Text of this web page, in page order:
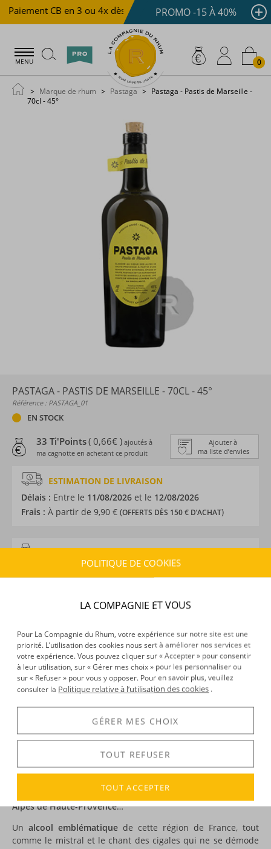
Paiement CB en 3 ou 4x dès 100 € Livraison offerte
PROMO -15 À 40%
MENU 0
Marque de rhum Pastaga
Pastaga - Pastis de Marseille -
70cl - 45°
PASTAGA - PASTIS DE MARSEILLE - 70CL - 45°
Référence : PASTAGA_01
EN STOCK
Ajouter à
ma liste d’envies
33 Ti'Points( 0,66€ ) ajoutés à
ma cagnotte en achetant ce produit
ESTIMATION DE LIVRAISON
Délais : Entre le 11/08/2026 et le 12/08/2026
Frais : À partir de 9,90 € (OFFERTS DÈS 150 € D’ACHAT)
Inconnu
Degré :
DÉCOUVERTE
Voir tous les produits :Pastaga
On connaît le célèbre surnom du Pastis : lePastaga!
C’est précisément le nom de ce pastis, élaboré dans les
Alpes de Haute-Provence…
Un alcool emblématique de cette région de France, tout
comme le mistral et le chant des cigales qui ne se démode
POLITIQUE DE COOKIES
LA COMPAGNIE ET VOUS
Pour La Compagnie du Rhum, votre expérience sur notre site est une
priorité. L’utilisation des cookies nous sert à améliorer nos services et
votre expérience. Vous pouvez cliquer sur « Accepter » pour consentir
à leur utilisation, sur « Gérer mes choix » pour les personnaliser ou
sur « Refuser » pour vous y opposer. Pour en savoir plus, veuillez
consulter la Politique relative à l’utilisation des cookies .
GÉRER MES CHOIX
TOUT REFUSER
TOUT ACCEPTER